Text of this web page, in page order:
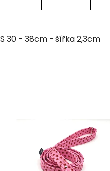
S 30 - 38cm - šířka 2,3cm